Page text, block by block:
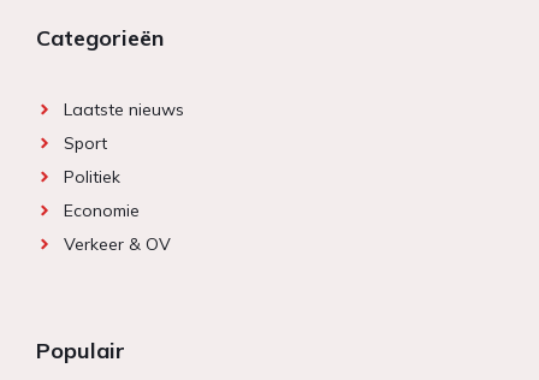
Categorieën
Laatste nieuws
Sport
Politiek
Economie
Verkeer & OV
Populair